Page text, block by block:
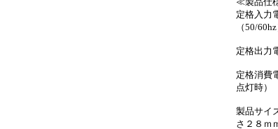
定格入
（50/60hz
定格出力
定格消費
点灯時）
製品サイ
さ２８ｍ